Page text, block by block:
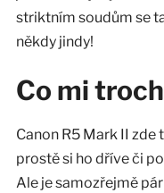
striktním soudům se
někdy jindy!
Co mi
Canon R5 Mark II zde
prostě si ho dříve či
Ale je samozřejmě